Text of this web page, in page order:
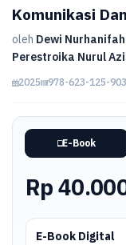
Komunikasi
oleh Dewi
Perestroika Nurul
2025 978-623-125-
E-Book
Rp
E-Book Digital